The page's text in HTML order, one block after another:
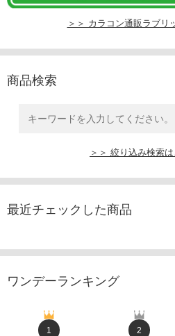
＞＞ カラコン通販ラブリ
商品検索
＞＞ 絞り込み検索
最近チェックした商品
ワンデーランキング
1 2